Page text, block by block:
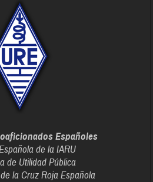
Españoles
de la IARU
de Utilidad Pública
la Cruz Roja Española